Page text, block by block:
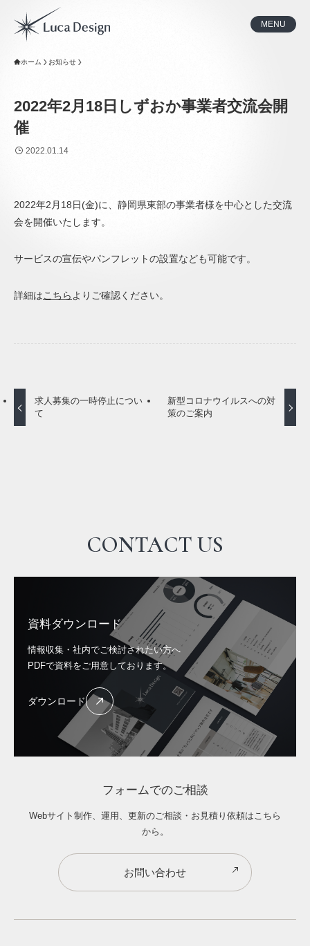
MENU
ホーム お知らせ
2022年2月18日しずおか事業者交流会開
催
2022.01.14
2022年2月18日(金)に、静岡県東部の事業者様を中心とした交流
会を開催いたします。
サービスの宣伝やパンフレットの設置なども可能です。
詳細はこちらよりご確認ください。
求人募集の一時停止につい
て
新型コロナウイルスへの対
策のご案内
CONTACT US
資料ダウンロード
情報収集・社内でご検討されたい方へ
PDFで資料をご用意しております。
ダウンロード
フォームでのご相談
Webサイト制作、運用、更新のご相談・お見積り依頼はこちら
から。
お問い合わせ